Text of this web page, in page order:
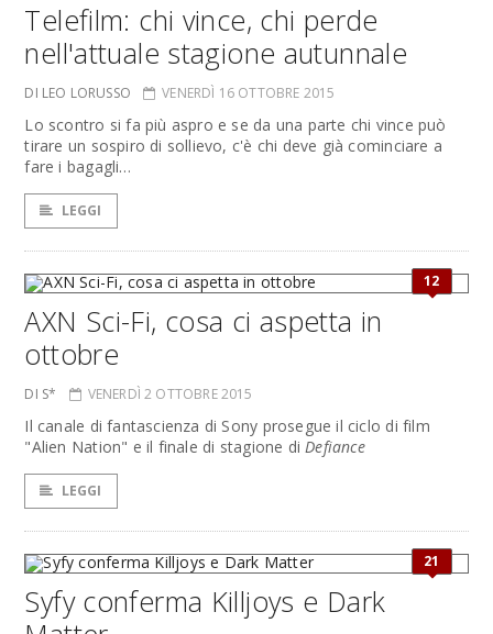
Telefilm: chi vince, chi perde
nell'attuale stagione autunnale
DI LEO LORUSSO VENERDÌ 16 OTTOBRE 2015
Lo scontro si fa più aspro e se da una parte chi vince può
tirare un sospiro di sollievo, c'è chi deve già cominciare a
fare i bagagli…
LEGGI
12
AXN Sci-Fi, cosa ci aspetta in
ottobre
DI S* VENERDÌ 2 OTTOBRE 2015
Il canale di fantascienza di Sony prosegue il ciclo di film
"Alien Nation" e il finale di stagione diDefiance
LEGGI
21
Syfy conferma Killjoys e Dark